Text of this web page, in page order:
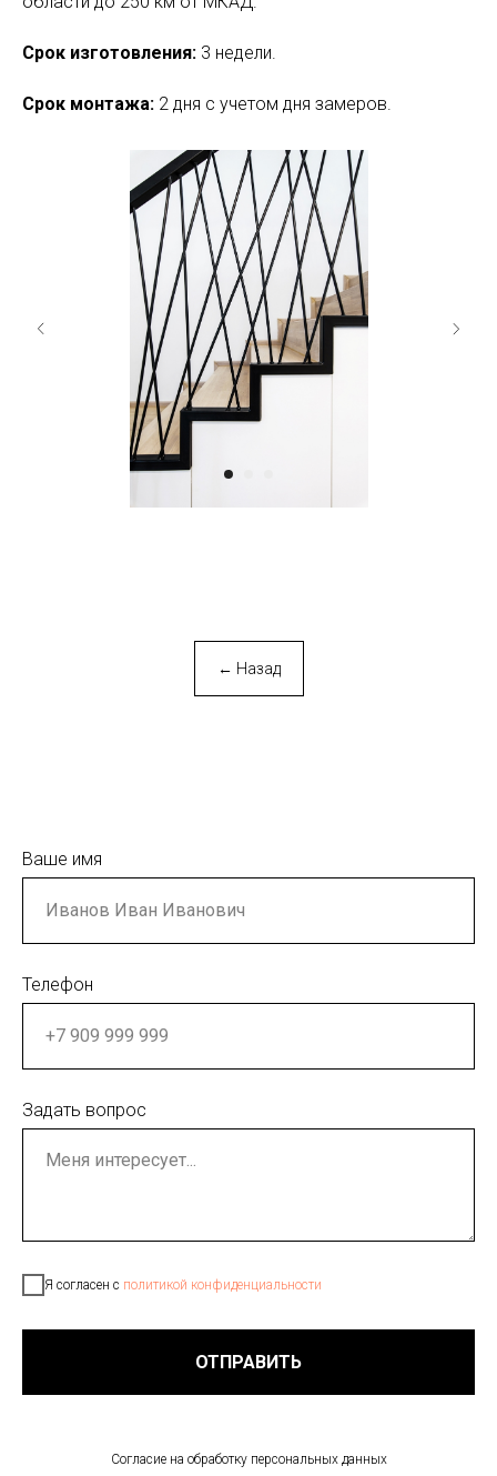
Срок изготовления: 3 недели.
Срок монтажа: 2 дня с учетом дня замеров.
← Назад
Ваше имя
Телефон
Задать вопрос
Я согласен с политикой конфиденциальности
ОТПРАВИТЬ
Согласие на обработку персональных данных